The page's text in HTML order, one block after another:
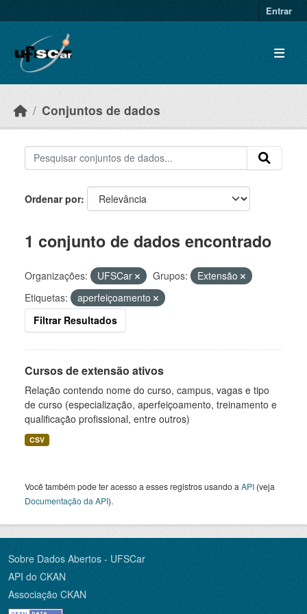
Entrar
Conjuntos de dados
Ordenar por
1 conjunto de dados encontrado
Organizações: UFSCar Grupos:
Extensão
Etiquetas:
aperfeiçoamento
Filtrar Resultados
Cursos de extensão ativos
Relação contendo nome do curso, campus, vagas e tipo
de curso (especialização, aperfeiçoamento, treinamento e
qualificação profissional, entre outros)
CSV
Você também pode ter acesso a esses registros usando a API (veja
Documentação da API).
Sobre Dados Abertos - UFSCar
API do CKAN
Associação CKAN